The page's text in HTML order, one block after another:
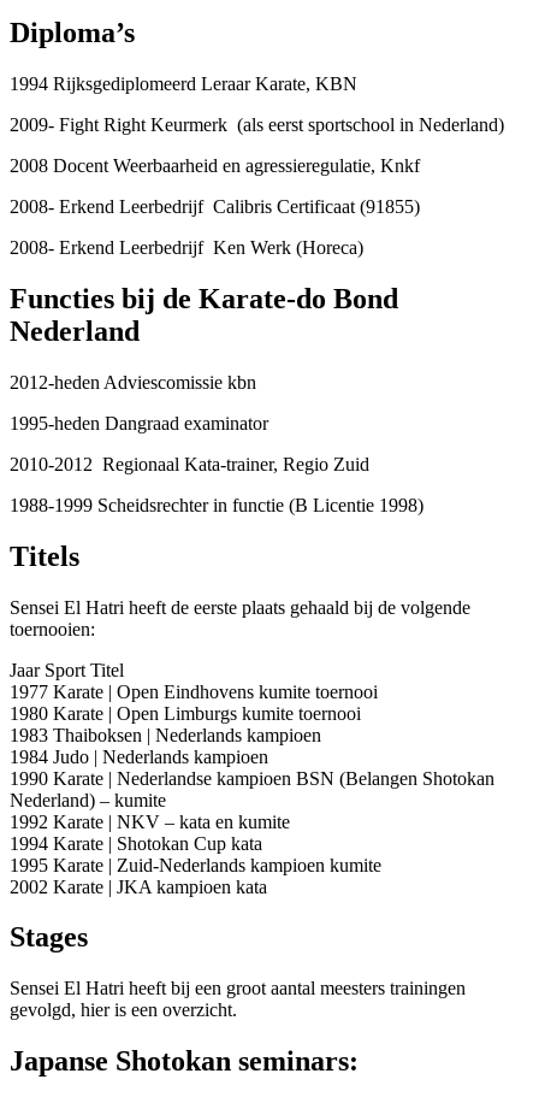
Diploma’s
1994 Rijksgediplomeerd Leraar Karate, KBN
2009- Fight Right Keurmerk (als eerst sportschool in Nederland)
2008 Docent Weerbaarheid en agressieregulatie, Knkf
2008- Erkend Leerbedrijf Calibris Certificaat (91855)
2008- Erkend Leerbedrijf Ken Werk (Horeca)
Functies bij de Karate-do Bond
Nederland
2012-heden Adviescomissie kbn
1995-heden Dangraad examinator
2010-2012 Regionaal Kata-trainer, Regio Zuid
1988-1999 Scheidsrechter in functie (B Licentie 1998)
Titels
Sensei El Hatri heeft de eerste plaats gehaald bij de volgende
toernooien:
Jaar Sport Titel
1977 Karate | Open Eindhovens kumite toernooi
1980 Karate | Open Limburgs kumite toernooi
1983 Thaiboksen | Nederlands kampioen
1984 Judo | Nederlands kampioen
1990 Karate | Nederlandse kampioen BSN (Belangen Shotokan
Nederland) – kumite
1992 Karate | NKV – kata en kumite
1994 Karate | Shotokan Cup kata
1995 Karate | Zuid-Nederlands kampioen kumite
2002 Karate | JKA kampioen kata
Stages
Sensei El Hatri heeft bij een groot aantal meesters trainingen
gevolgd, hier is een overzicht.
Japanse Shotokan seminars: